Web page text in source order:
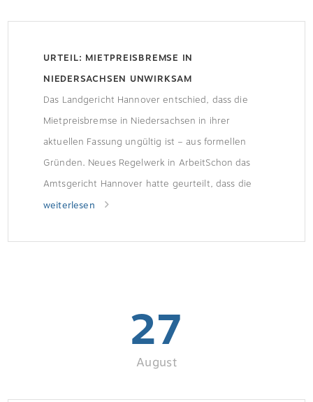
URTEIL: MIETPREISBREMSE IN
NIEDERSACHSEN UNWIRKSAM
Das Landgericht Hannover entschied, dass die
Mietpreisbremse in Niedersachsen in ihrer
aktuellen Fassung ungültig ist – aus formellen
Gründen. Neues Regelwerk in ArbeitSchon das
Amtsgericht Hannover hatte geurteilt, dass die
seit Dezember 2016 geltende Mietpreisbremse
angespannten Wohnungsmarkt der Städte fehlten.
weiterlesen
27
August